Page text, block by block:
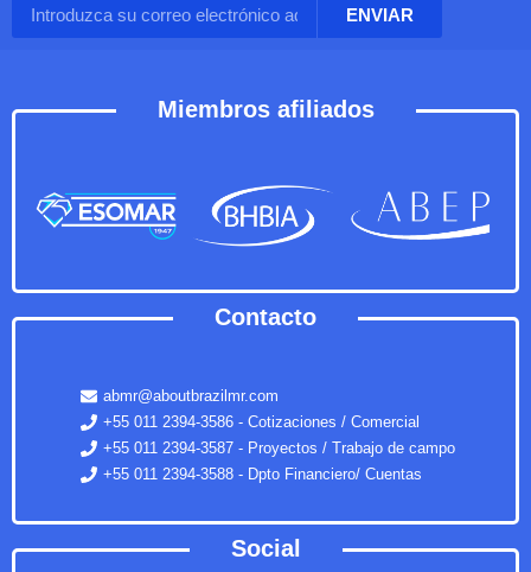
ENVIAR
Miembros afiliados
Contacto
abmr@aboutbrazilmr.com
+55 011 2394-3586 - Cotizaciones / Comercial
+55 011 2394-3587 - Proyectos / Trabajo de campo
+55 011 2394-3588 - Dpto Financiero/ Cuentas
Social